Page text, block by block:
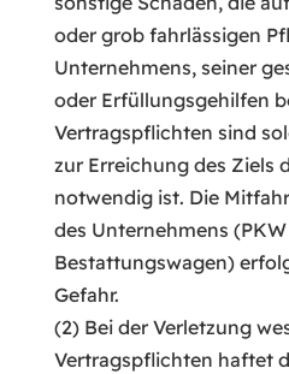
oder grob fahrlässigen
Unternehmens, seiner
oder Erfüllungsgehilfen
Vertragspflichten sind
zur Erreichung des Ziels
notwendig ist. Die
des Unternehmens
Bestattungswagen)
Gefahr.
(2) Bei der Verletzung
Vertragspflichten haftet